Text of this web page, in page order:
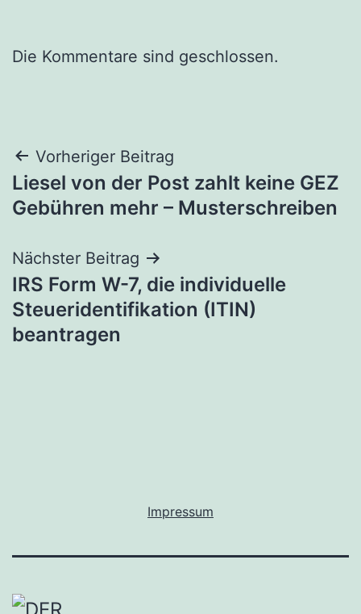
Die Kommentare sind geschlossen.
Beitragsnavigation
Vorheriger Beitrag
Liesel von der Post zahlt keine GEZ
Gebühren mehr – Musterschreiben
Nächster Beitrag
IRS Form W-7, die individuelle
Steueridentifikation (ITIN)
beantragen
Impressum